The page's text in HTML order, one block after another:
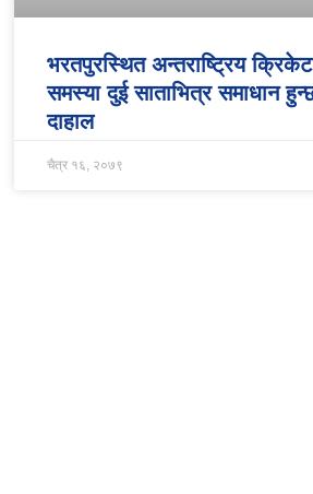
भरतपुरस्थित अन्तराष्ट्रिय
समस्या दुई साताभित्र समाधान
दाहाल
चैत्र १६, २०७९